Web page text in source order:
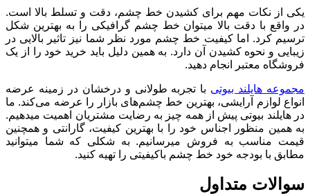
یکی از نکات مهم برای کشیدن خط چشم، دقت و تسلط بالا است.
در واقع با دقت بالا می‎توان خط چشم گرافیکی را به بهترین شکل
ترسیم کرد. اما کیفیت خط چشم مورد نظر شما نیز تاثیر بالایی در
زیبایی و نحوه کشیدن آن دارد. به همین دلیل باید خرید خود را از یک
فروشگاه معتبر انجام دهید.
مجموعه هایلند بیوتی با تجربه طولانی و درخشان در زمینه عرضه
انواع لوازم آرایشی، بهترین خط چشم‌های بازار را عرضه می‌کند. ما
در هایلند بیوتی پیش از همه چیز به رضایت مشتریان اهمیت می‏دهیم.
به همین منظور اجناس خود را با بهترین کیفیت، گارانتی و همچنین
قیمت مناسب به فروش می‎رسانیم. به شکلی که شما می‎توانید
مطابق با بودجه خود خط چشم باکیفیتی را تهیه کنید.
سوالات متداول